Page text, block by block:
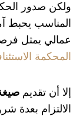
ولكن صدور
المناسب يحبط
عمالي يمثل
المحكمة
إلا أن تقديم
الالتزام بعدة